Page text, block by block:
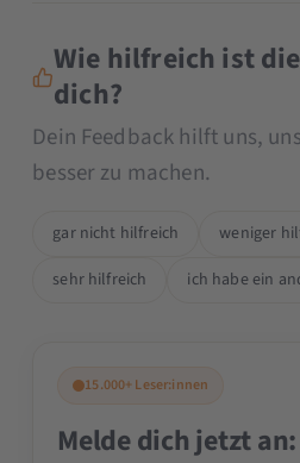
Wie hilfreich ist
dich?
Dein Feedback hilft uns,
besser zu machen.
gar nicht hilfreich weniger
sehr hilfreich
ich habe ein
15.000+ Leser:innen
Melde dich jetzt an: